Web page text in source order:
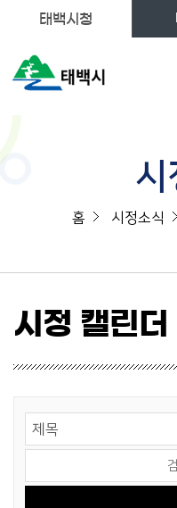
태백시청
시
홈 시정소식
시정 캘린더